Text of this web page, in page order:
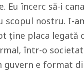
Eu încerc să-i
nostru. I-
ține placa legată
într-o
guvern e format